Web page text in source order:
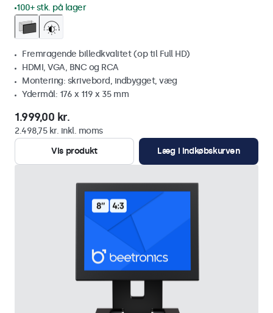
100+ stk. på lager
Fremragende billedkvalitet (op til Full HD)
HDMI, VGA, BNC og RCA
Montering: skrivebord, indbygget, væg
Ydermål: 176 x 119 x 35 mm
1.999,00 kr.
2.498,75 kr. inkl. moms
Vis produkt
Læg i indkøbskurven